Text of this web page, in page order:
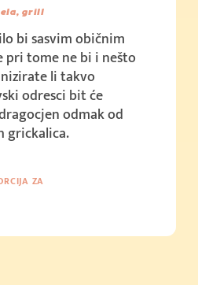
grill
bi sasvim običnim
pri tome ne bi i nešto
li takvo
odresci bit će
odmak od
grickalica.
ZA